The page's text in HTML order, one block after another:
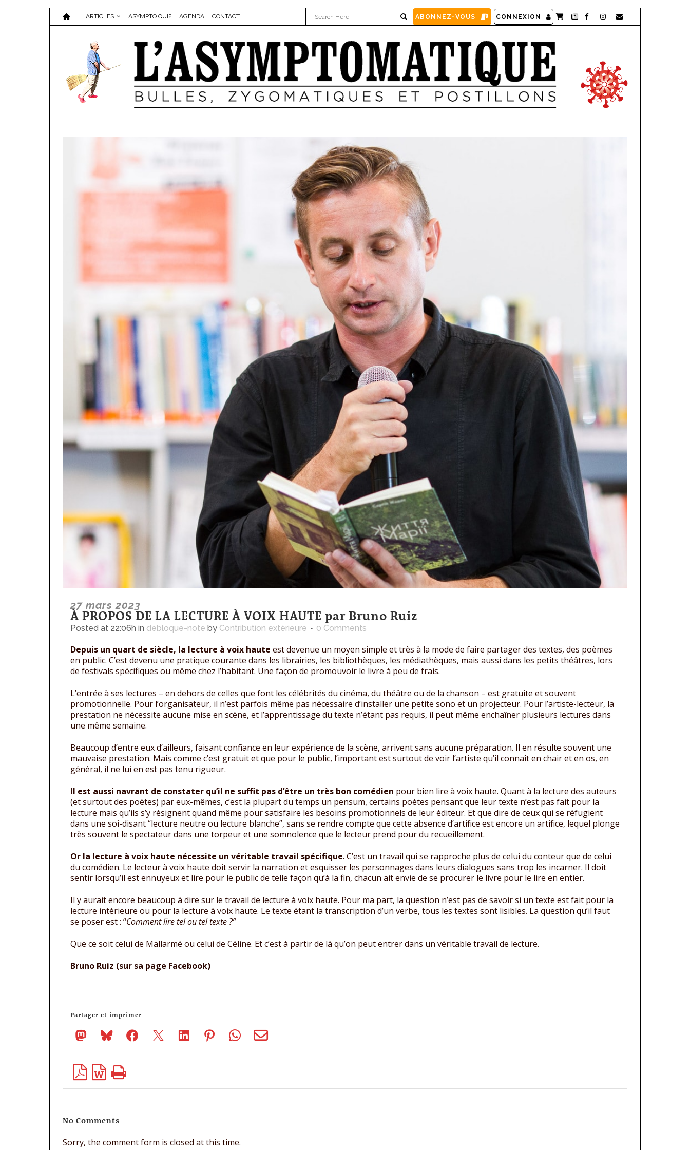
ARTICLES ASYMPTO QUI? AGENDA CONTACT ABONNEZ-VOUS CONNEXION
27 mars 2023
À PROPOS DE LA LECTURE À VOIX HAUTE par Bruno Ruiz
Posted at 22:06h in debloque-note by Contribution extérieure 0 Comments
Depuis un quart de siècle, la lecture à voix haute est devenue un moyen simple et très à la mode de faire partager des textes, des poèmes
en public. C’est devenu une pratique courante dans les librairies, les bibliothèques, les médiathèques, mais aussi dans les petits théâtres, lors
de festivals spécifiques ou même chez l’habitant. Une façon de promouvoir le livre à peu de frais.
L’entrée à ses lectures – en dehors de celles que font les célébrités du cinéma, du théâtre ou de la chanson – est gratuite et souvent
promotionnelle. Pour l’organisateur, il n’est parfois même pas nécessaire d’installer une petite sono et un projecteur. Pour l’artiste-lecteur, la
prestation ne nécessite aucune mise en scène, et l’apprentissage du texte n’étant pas requis, il peut même enchaîner plusieurs lectures dans
une même semaine.
Beaucoup d’entre eux d’ailleurs, faisant confiance en leur expérience de la scène, arrivent sans aucune préparation. Il en résulte souvent une
mauvaise prestation. Mais comme c’est gratuit et que pour le public, l’important est surtout de voir l’artiste qu’il connaît en chair et en os, en
général, il ne lui en est pas tenu rigueur.
Il est aussi navrant de constater qu’il ne suffit pas d’être un très bon comédien pour bien lire à voix haute. Quant à la lecture des auteurs
(et surtout des poètes) par eux-mêmes, c’est la plupart du temps un pensum, certains poètes pensant que leur texte n’est pas fait pour la
lecture mais qu’ils s’y résignent quand même pour satisfaire les besoins promotionnels de leur éditeur. Et que dire de ceux qui se réfugient
dans une soi-disant “lecture neutre ou lecture blanche”, sans se rendre compte que cette absence d’artifice est encore un artifice, lequel plonge
très souvent le spectateur dans une torpeur et une somnolence que le lecteur prend pour du recueillement.
Or la lecture à voix haute nécessite un véritable travail spécifique. C’est un travail qui se rapproche plus de celui du conteur que de celui
du comédien. Le lecteur à voix haute doit servir la narration et esquisser les personnages dans leurs dialogues sans trop les incarner. Il doit
sentir lorsqu’il est ennuyeux et lire pour le public de telle façon qu’à la fin, chacun ait envie de se procurer le livre pour le lire en entier.
Il y aurait encore beaucoup à dire sur le travail de lecture à voix haute. Pour ma part, la question n’est pas de savoir si un texte est fait pour la
lecture intérieure ou pour la lecture à voix haute. Le texte étant la transcription d’un verbe, tous les textes sont lisibles. La question qu’il faut
se poser est : “Comment lire tel ou tel texte ?”
Que ce soit celui de Mallarmé ou celui de Céline. Et c’est à partir de là qu’on peut entrer dans un véritable travail de lecture.
Bruno Ruiz (sur sa page Facebook)
Partager et imprimer
No Comments
Sorry, the comment form is closed at this time.